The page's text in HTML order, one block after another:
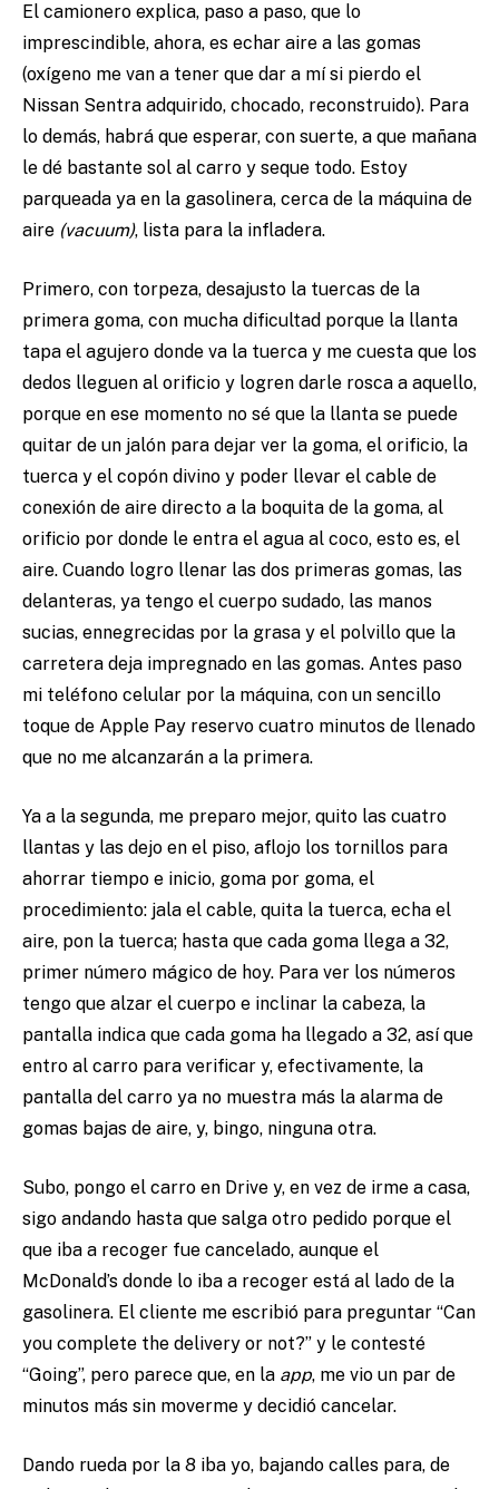
El camionero explica, paso a paso, que lo
imprescindible, ahora, es echar aire a las gomas
(oxígeno me van a tener que dar a mí si pierdo el
Nissan Sentra adquirido, chocado, reconstruido). Para
lo demás, habrá que esperar, con suerte, a que mañana
le dé bastante sol al carro y seque todo. Estoy
parqueada ya en la gasolinera, cerca de la máquina de
aire (vacuum), lista para la infladera.
Primero, con torpeza, desajusto la tuercas de la
primera goma, con mucha dificultad porque la llanta
tapa el agujero donde va la tuerca y me cuesta que los
dedos lleguen al orificio y logren darle rosca a aquello,
porque en ese momento no sé que la llanta se puede
quitar de un jalón para dejar ver la goma, el orificio, la
tuerca y el copón divino y poder llevar el cable de
conexión de aire directo a la boquita de la goma, al
orificio por donde le entra el agua al coco, esto es, el
aire. Cuando logro llenar las dos primeras gomas, las
delanteras, ya tengo el cuerpo sudado, las manos
sucias, ennegrecidas por la grasa y el polvillo que la
carretera deja impregnado en las gomas. Antes paso
mi teléfono celular por la máquina, con un sencillo
toque de Apple Pay reservo cuatro minutos de llenado
que no me alcanzarán a la primera.
Ya a la segunda, me preparo mejor, quito las cuatro
llantas y las dejo en el piso, aflojo los tornillos para
ahorrar tiempo e inicio, goma por goma, el
procedimiento: jala el cable, quita la tuerca, echa el
aire, pon la tuerca; hasta que cada goma llega a 32,
primer número mágico de hoy. Para ver los números
tengo que alzar el cuerpo e inclinar la cabeza, la
pantalla indica que cada goma ha llegado a 32, así que
entro al carro para verificar y, efectivamente, la
pantalla del carro ya no muestra más la alarma de
gomas bajas de aire, y, bingo, ninguna otra.
Subo, pongo el carro en Drive y, en vez de irme a casa,
sigo andando hasta que salga otro pedido porque el
que iba a recoger fue cancelado, aunque el
McDonald’s donde lo iba a recoger está al lado de la
gasolinera. El cliente me escribió para preguntar “Can
you complete the delivery or not?” y le contesté
“Going”, pero parece que, en la app, me vio un par de
minutos más sin moverme y decidió cancelar.
Dando rueda por la 8 iba yo, bajando calles para, de